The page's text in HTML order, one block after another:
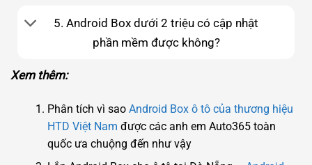
5. Android Box dưới 2 triệu có cập nhật
phần mềm được không?
Xem thêm:
Phân tích vì sao Android Box ô tô của thương hiệu
HTD Việt Nam được các anh em Auto365 toàn
quốc ưa chuộng đến như vậy